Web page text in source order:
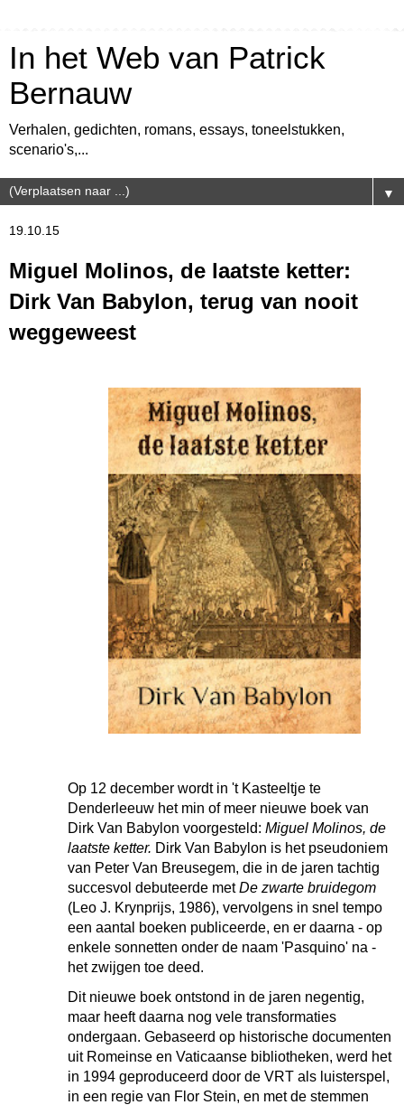
In het Web van Patrick
Bernauw
Verhalen, gedichten, romans, essays, toneelstukken,
scenario's,...
▼
19.10.15
Miguel Molinos, de laatste ketter:
Dirk Van Babylon, terug van nooit
weggeweest
Op 12 december wordt in 't Kasteeltje te
Denderleeuw het min of meer nieuwe boek van
Dirk Van Babylon voorgesteld: Miguel Molinos, de
laatste ketter. Dirk Van Babylon is het pseudoniem
van Peter Van Breusegem, die in de jaren tachtig
succesvol debuteerde metDe zwarte bruidegom
(Leo J. Krynprijs, 1986), vervolgens in snel tempo
een aantal boeken publiceerde, en er daarna - op
enkele sonnetten onder de naam 'Pasquino' na -
het zwijgen toe deed.
Dit nieuwe boek ontstond in de jaren negentig,
maar heeft daarna nog vele transformaties
ondergaan. Gebaseerd op historische documenten
uit Romeinse en Vaticaanse bibliotheken, werd het
in 1994 geproduceerd door de VRT als luisterspel,
in een regie van Flor Stein, en met de stemmen